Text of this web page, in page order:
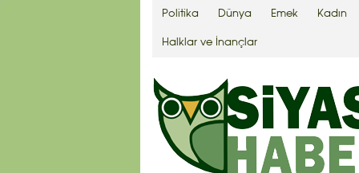
Politika Dünya Emek Kadın
Halklar ve İnançlar